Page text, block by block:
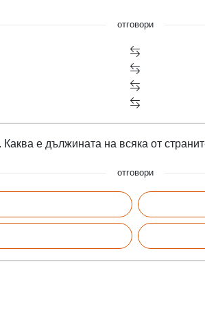
отговори
е дължината на всяка от
отговори